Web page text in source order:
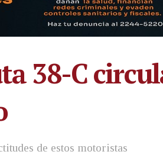
38-C
de estos motoristas